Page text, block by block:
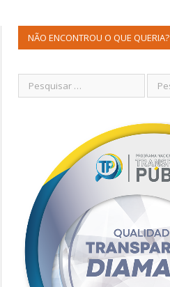
NÃO ENCONTROU O QUE QUERIA?